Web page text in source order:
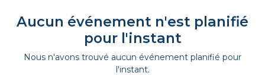
Aucun événement n'est planifié
pour l'instant
Nous n'avons trouvé aucun événement planifié pour
l'instant.